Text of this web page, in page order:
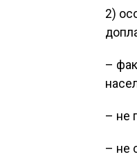
2)
–
– не
– не